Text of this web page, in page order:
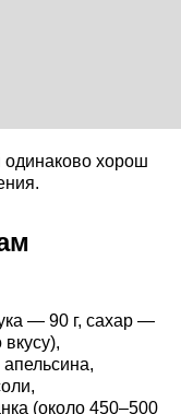
одинаково хорош
— 90 г, сахар —
(около 450–500